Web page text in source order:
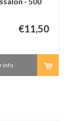
€11,50
info